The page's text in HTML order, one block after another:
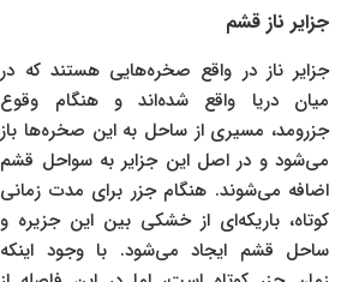
جزایر ناز قشم
جزایر ناز در واقع صخره‌هایی هستند که در
میان دریا واقع شده‌اند و هنگام وقوع
جزرومد، مسیری از ساحل به این صخره‌ها باز
می‌شود و در اصل این جزایر به سواحل قشم
اضافه می‌شوند. هنگام جزر برای مدت زمانی
کوتاه، باریکه‌ای از خشکی بین این جزیره و
ساحل قشم ایجاد می‌شود. با وجود اینکه